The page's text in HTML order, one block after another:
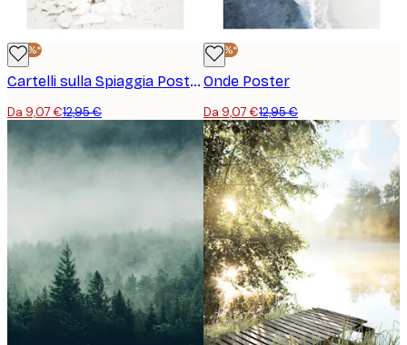
-30%*
Cartelli sulla Spiaggia Poster
Da 9,07 €12,95 €
-30%*
Onde Poster
Da 9,07 €12,95 €